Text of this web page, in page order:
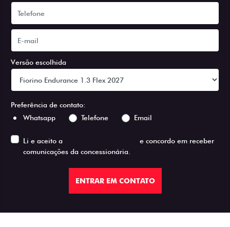
Versão escolhida
Preferência de contato:
Whatsapp
Telefone Email
Li e aceito a
e concordo em receber
comunicações da concessionária.
ENTRAR EM CONTATO